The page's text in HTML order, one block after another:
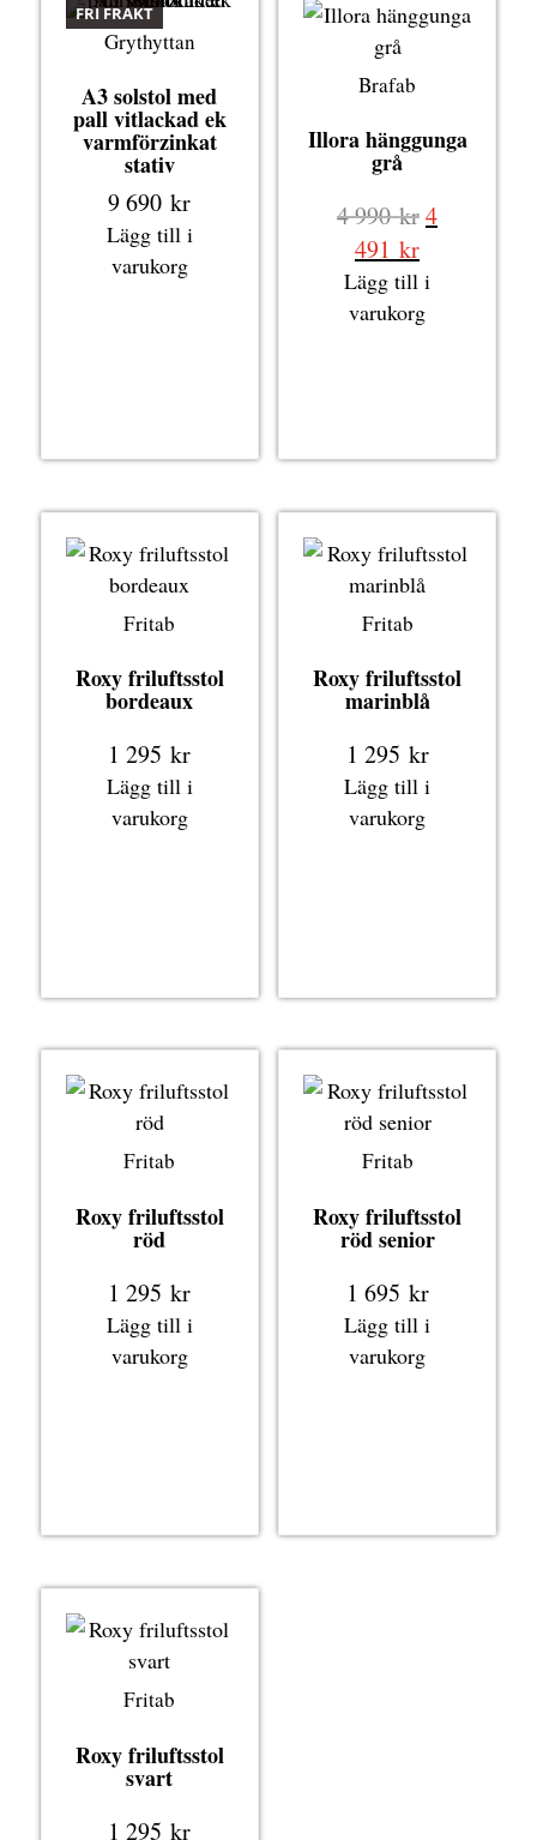
FRI FRAKT
Grythyttan
A3 solstol med
pall vitlackad ek
varmförzinkat
stativ
9 690kr
Lägg till i
varukorg
Brafab
Illora hänggunga
grå
4 990krDet
priset
var:
4
491 krDet
nuvarande
priset
Lägg till i
varukorg
Fritab
Roxy friluftsstol
bordeaux
1 295kr
Lägg till i
varukorg
Fritab
Roxy friluftsstol
marinblå
1 295 kr
Lägg till i
varukorg
Fritab
Roxy friluftsstol
röd
1 295kr
Lägg till i
varukorg
Fritab
Roxy friluftsstol
röd senior
1 695 kr
Lägg till i
varukorg
Fritab
Roxy friluftsstol
svart
1 295kr